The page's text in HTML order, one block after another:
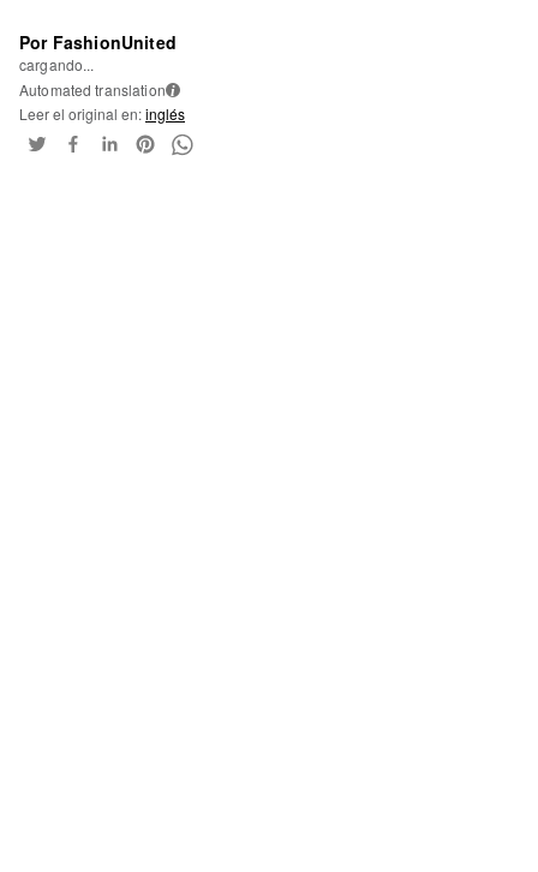
Por FashionUnited
cargando...
Automated translation i
Leer el original en:inglés